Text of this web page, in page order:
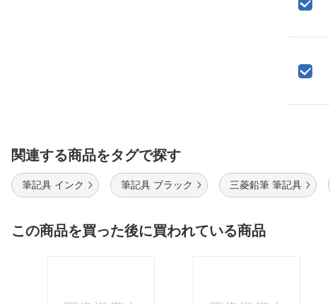
関連する商品をタグで探す
筆記具 インク 筆記具 ブラック 三菱鉛筆 筆記具
この商品を買った後に買われている商品